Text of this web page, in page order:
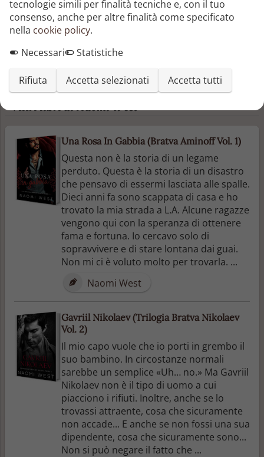
Aggiungi una recensione
Non ci sono ancora recensioni o articoli
Altri libri di Naomi West
Una Rosa In Gabbia (Bratva Aminoff Vol. 1)
Questa non è la storia di un legame
perduto. Questa è la storia di un disastro
che pensavo di essermi lasciata alle spalle.
Dieci anni fa sono scappata di casa e ho
trovato la mia strada a L.A. Alcune ragazze
vengono qui con la speranza di ottenere
fama e fortuna. Io cercavo solo di
sopravvivere e di stare lontana dai guai.
Non mi ci è voluto molto per trovarla. ...
Naomi West
Gavriil Nikolaev (Trilogia Bratva Nikolaev
Vol. 2)
Il mio capo vuole che io porti in grembo il
suo bambino. In circostanze normali
sarebbe un semplice «Uh… no.» Ma Gavriil
Nikolaev non è il tipo di uomo a cui
piacciono i rifiuti. Inoltre, anche se lo
trovassi attraente, cosa che sicuramente
non accade... E anche se non fossi una sua
dipendente, cosa che sicuramente sono...
Non si può negare il fatto che ...
tecnologie simili per finalità tecniche e, con il tuo
consenso, anche per altre finalità come specificato
nella cookie policy.
Necessari
Statistiche
Rifiuta Accetta selezionati Accetta tutti